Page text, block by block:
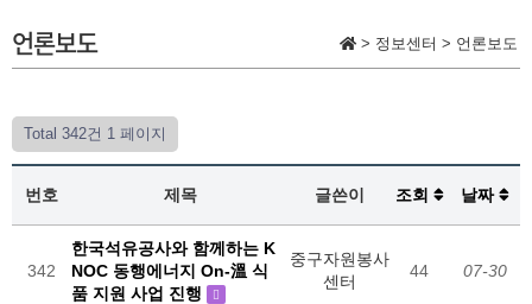
언론보도 > 정보센터 > 언론보도
Total 342건 1 페이지
번호 제목 글쓴이 조회 날짜
342
한국석유공사와 함께하는 K
NOC 동행에너지 On-溫 식
품 지원 사업 진행
중구자원봉사
센터
44 07-30